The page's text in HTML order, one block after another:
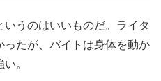
うのはいいものだ。ライタ
たが、バイトは身体を動か
。